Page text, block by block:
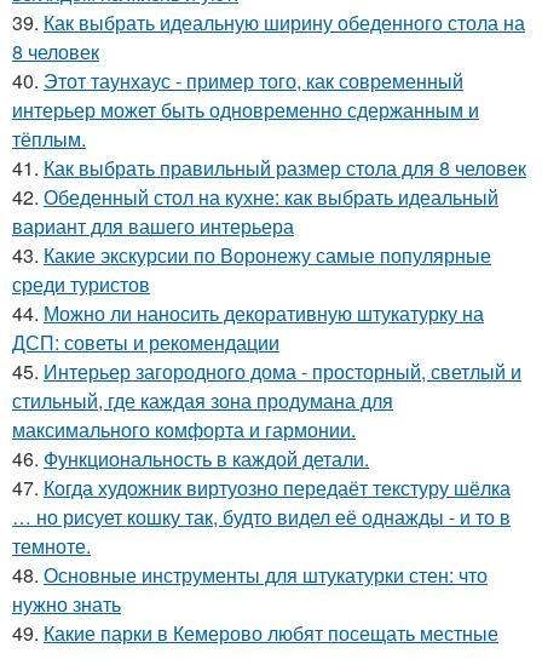
39. Как выбрать идеальную ширину обеденного стола на
8 человек
40. Этот таунхаус - пример того, как современный
интерьер может быть одновременно сдержанным и
тёплым.
41. Как выбрать правильный размер стола для 8 человек
42. Обеденный стол на кухне: как выбрать идеальный
вариант для вашего интерьера
43. Какие экскурсии по Воронежу самые популярные
среди туристов
44. Можно ли наносить декоративную штукатурку на
ДСП: советы и рекомендации
45. Интерьер загородного дома - просторный, светлый и
стильный, где каждая зона продумана для
максимального комфорта и гармонии.
46. Функциональность в каждой детали.
47. Когда художник виртуозно передаёт текстуру шёлка
… но рисует кошку так, будто видел её однажды - и то в
темноте.
48. Основные инструменты для штукатурки стен: что
нужно знать
49. Какие парки в Кемерово любят посещать местные